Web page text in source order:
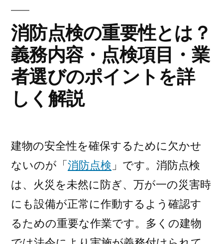
し
た
ン
ト
｜
最
新
レ
消防点検の重要性とは？
義務内容・点検項目・業
者選びのポイントを詳
しく解説
建物の安全性を確保するために欠かせ
ないのが「消防点検 」です。消防点検
は、火災を未然に防ぎ、万が一の災害時
にも設備が正常に作動するよう確認す
るための重要な作業です。多くの建物